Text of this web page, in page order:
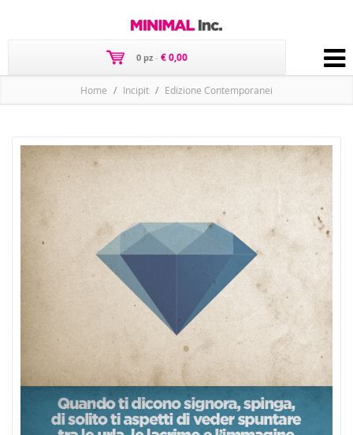
0 pz - € 0,00
Home Incipit Edizione Contemporanei